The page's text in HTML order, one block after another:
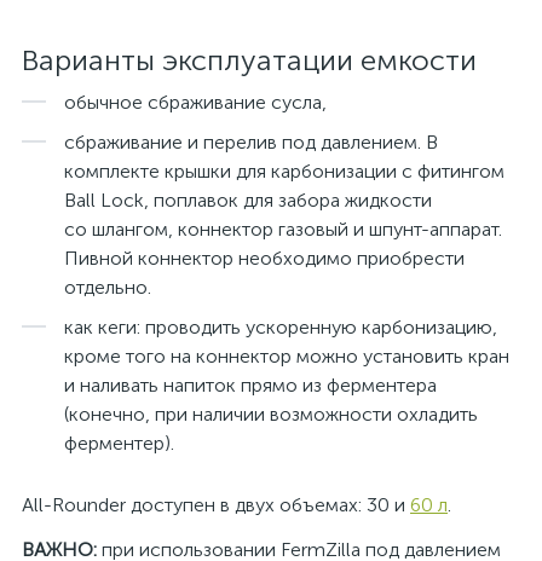
Варианты эксплуатации емкости
обычное сбраживание сусла,
сбраживание и перелив под давлением. В
комплекте крышки для карбонизации с фитингом
Ball Lock, поплавок для забора жидкости
со шлангом, коннектор газовый и шпунт-аппарат.
Пивной коннектор необходимо приобрести
отдельно.
как кеги: проводить ускоренную карбонизацию,
кроме того на коннектор можно установить кран
и наливать напиток прямо из ферментера
(конечно, при наличии возможности охладить
ферментер).
All-Rounder доступен в двух объемах: 30 и 60 л.
ВАЖНО: при использовании FermZilla под давлением